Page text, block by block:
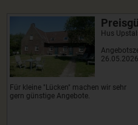
Hus
Für kleine "Lücken" machen wir sehr
gern günstige Angebote.